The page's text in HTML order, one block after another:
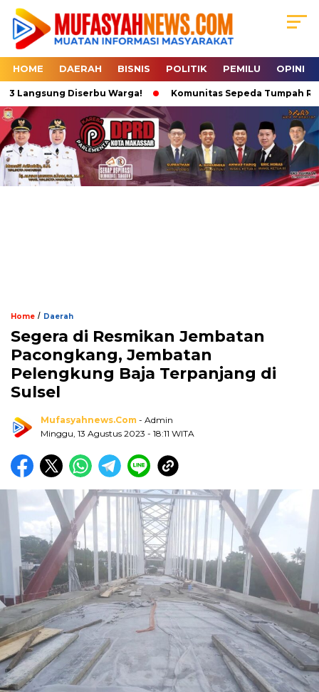
HOME DAERAH BISNIS POLITIK PEMILU OPINI
Diserbu Warga! Komunitas Sepeda Tumpah Ruah
Home / Daerah
Segera di Resmikan Jembatan
Pacongkang, Jembatan
Pelengkung Baja Terpanjang di
Sulsel
Mufasyahnews.com - Admin
Minggu, 13 Agustus 2023 - 18:11 WITA